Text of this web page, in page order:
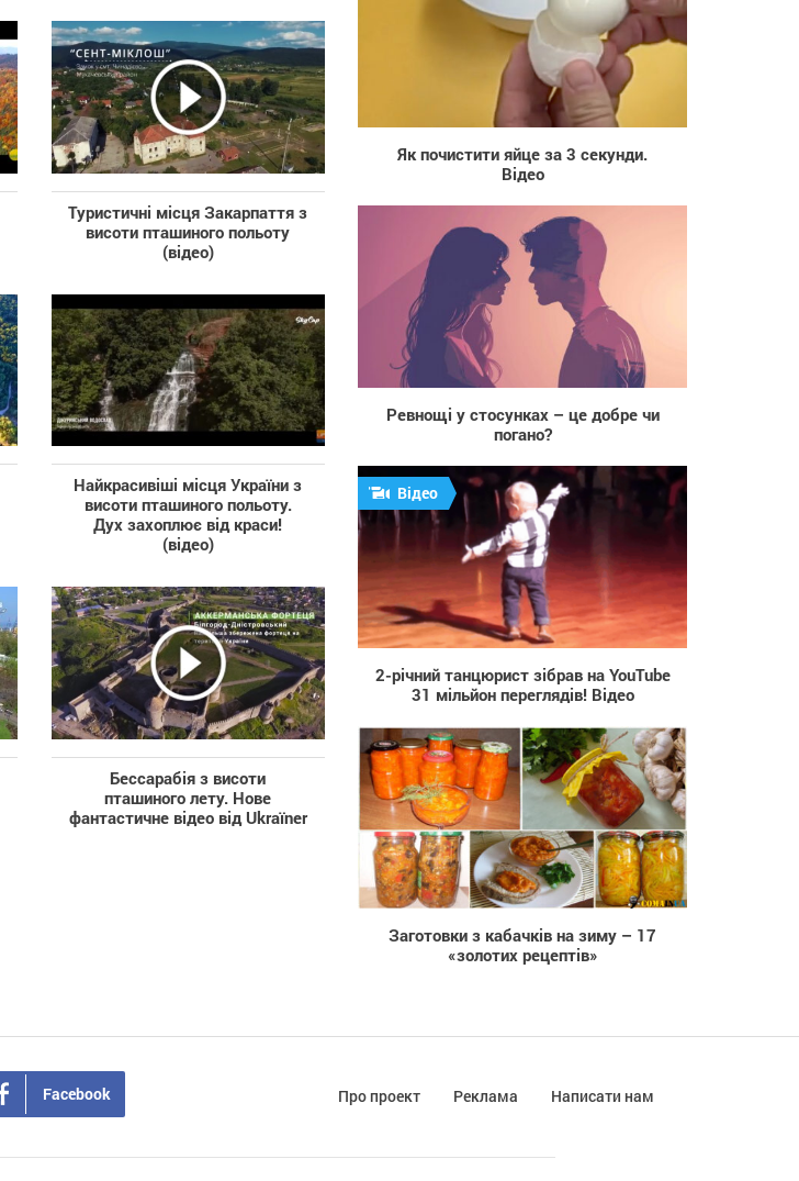
Туристичні місця Закарпаття з
висоти пташиного польоту
(відео)
Найкрасивіші місця України з
висоти пташиного польоту.
Дух захоплює від краси!
(відео)
Бессарабія з висоти
пташиного лету. Нове
фантастичне відео від Ukraїner
Як почистити яйце за 3 секунди.
Відео
Ревнощі у стосунках – це добре чи
погано?
3 399
Відео
2-річний танцюрист зібрав на YouTube
31 мільйон переглядів! Відео
16 122
Заготовки з кабачків на зиму – 17
«золотих рецептів»
Facebook Про проект Реклама Написати нам